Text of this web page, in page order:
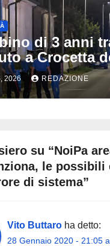
di 3 anni
a Crocetta
è
in
2026 REDAZIONE
su “NoiPa
le possibili
di sistema”
Vito Buttaro ha detto:
28 Gennaio 2020 - 21:05